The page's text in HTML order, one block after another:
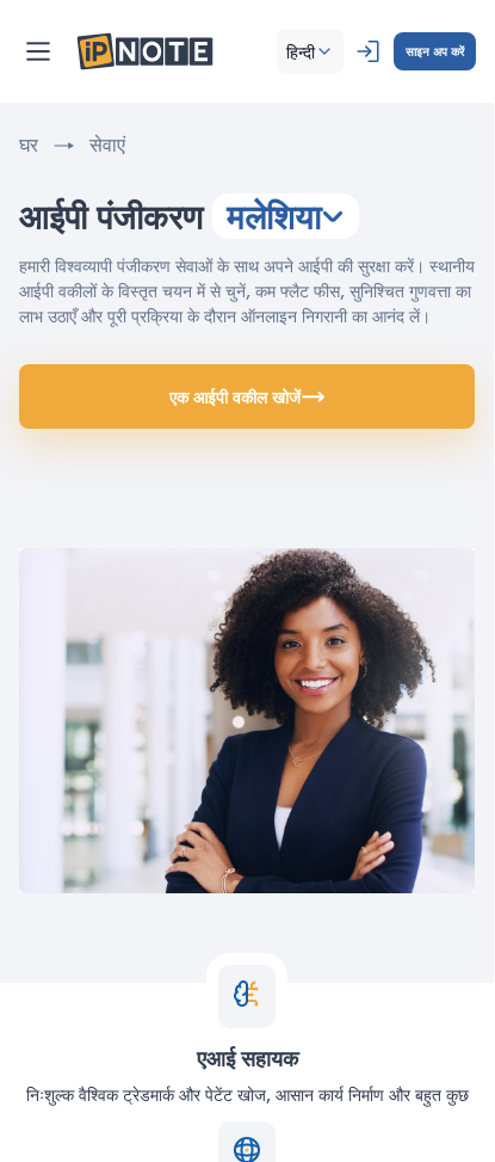
हिन्दी साइन अप करें
घर सेवाएं
आईपी पंजीकरण मलेशिया
हमारी विश्वव्यापी पंजीकरण सेवाओं के साथ अपने आईपी की सुरक्षा करें। स्थानीय
आईपी वकीलों के विस्तृत चयन में से चुनें, कम फ्लैट फीस, सुनिश्चित गुणवत्ता का
लाभ उठाएँ और पूरी प्रक्रिया के दौरान ऑनलाइन निगरानी का आनंद लें।
एक आईपी वकील खोजें
एआई सहायक
निःशुल्क वैश्विक ट्रेडमार्क और पेटेंट खोज, आसान कार्य निर्माण और बहुत कुछ